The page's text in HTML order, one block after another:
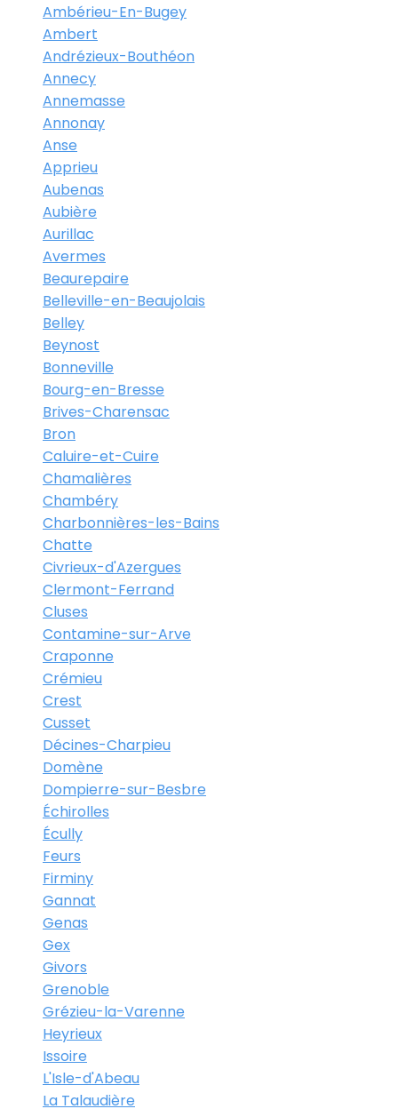
Ambérieu-En-Bugey
Ambert
Andrézieux-Bouthéon
Annecy
Annemasse
Annonay
Anse
Apprieu
Aubenas
Aubière
Aurillac
Avermes
Beaurepaire
Belleville-en-Beaujolais
Belley
Beynost
Bonneville
Bourg-en-Bresse
Brives-Charensac
Bron
Caluire-et-Cuire
Chamalières
Chambéry
Charbonnières-les-Bains
Chatte
Civrieux-d'Azergues
Clermont-Ferrand
Cluses
Contamine-sur-Arve
Craponne
Crémieu
Crest
Cusset
Décines-Charpieu
Domène
Dompierre-sur-Besbre
Échirolles
Écully
Feurs
Firminy
Gannat
Genas
Gex
Givors
Grenoble
Grézieu-la-Varenne
Heyrieux
Issoire
L'Isle-d'Abeau
La Talaudière